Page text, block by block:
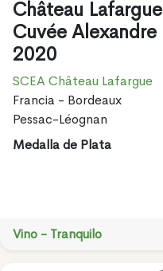
Château Lafargue
Cuvée Alexandre
2020
SCEA Château Lafargue
Francia - Bordeaux
Pessac-Léognan
Medalla de Plata
Vino - Tranquilo